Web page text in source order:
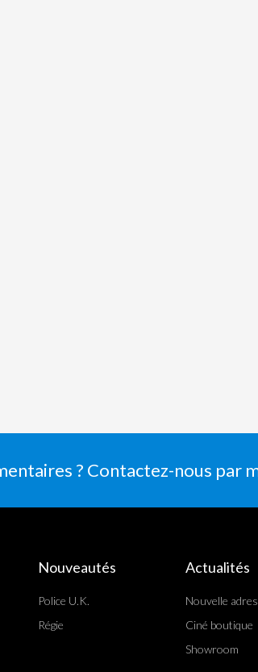
? Contactez-nous par
Nouveautés
Police U.K.
Régie
Actualités
Nouvelle
Ciné boutique
Showroom